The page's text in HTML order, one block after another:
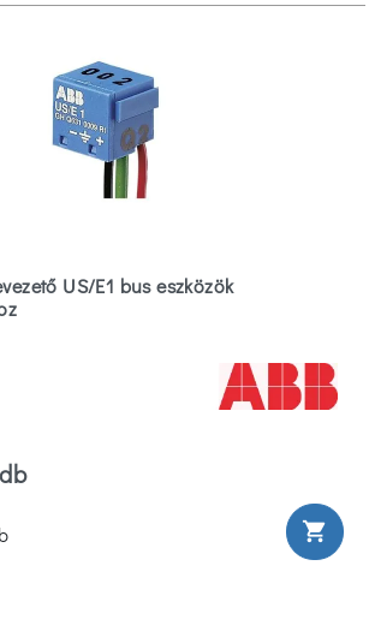
US/E1 bus eszközök
shopping_cart